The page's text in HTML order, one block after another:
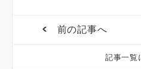
前の記事へ
記事一覧